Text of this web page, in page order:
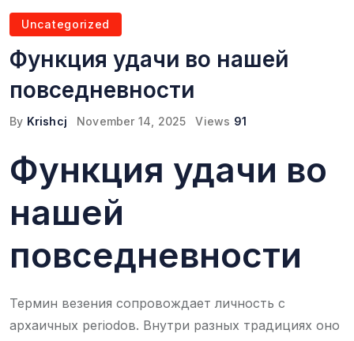
Uncategorized
Функция удачи во нашей
повседневности
By Krishcj November 14, 2025 Views 91
Функция удачи во
нашей
повседневности
Термин везения сопровождает личность с
архаичных periodов. Внутри разных традициях оно